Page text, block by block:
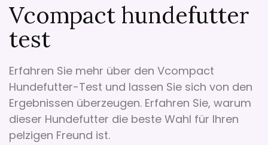
Vcompact hundefutter
test
Erfahren Sie mehr über den Vcompact
Hundefutter-Test und lassen Sie sich von den
Ergebnissen überzeugen. Erfahren Sie, warum
dieser Hundefutter die beste Wahl für Ihren
pelzigen Freund ist.